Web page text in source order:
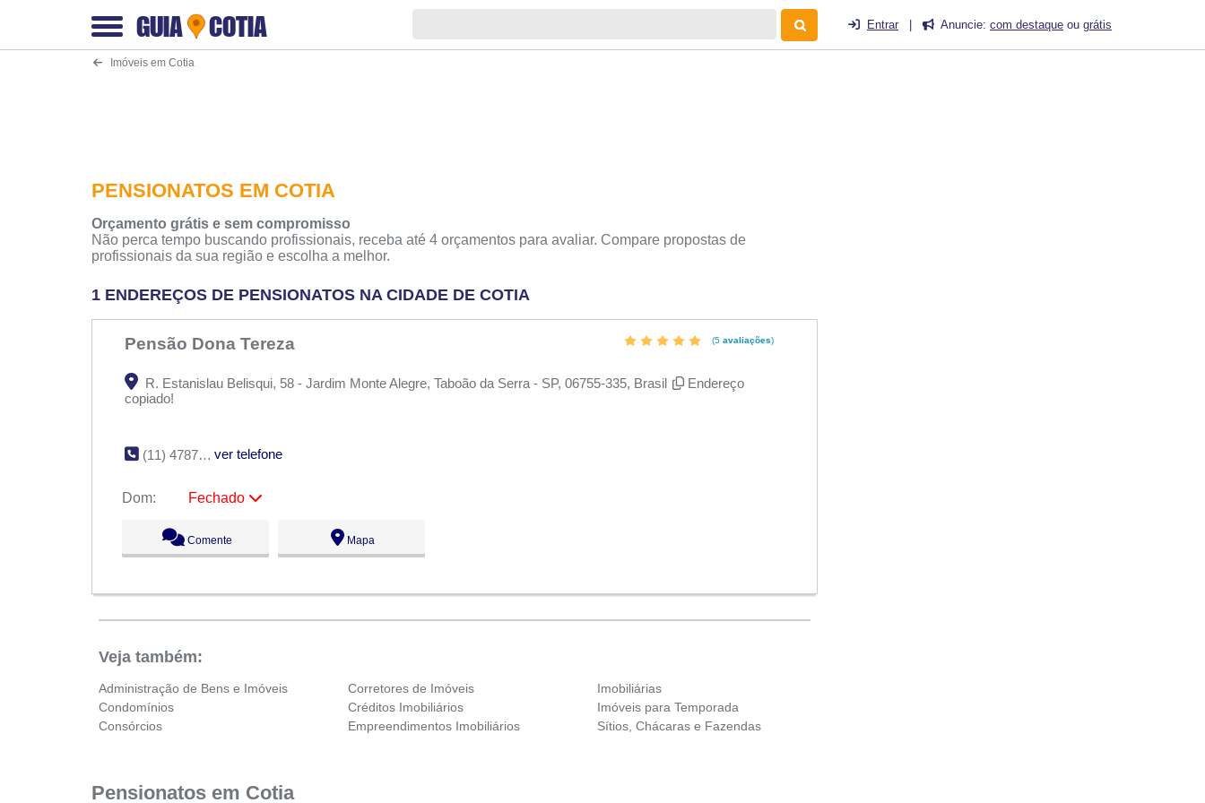
GUIA COTIA Entrar Anuncie: com destaque ou grátis
Imóveis em Cotia
PENSIONATOS EM COTIA
Orçamento grátis e sem compromisso
Não perca tempo buscando profissionais, receba até 4 orçamentos para avaliar. Compare propostas de
profissionais da sua região e escolha a melhor.
1 ENDEREÇOS DE PENSIONATOS NA CIDADE DE COTIA
Pensão Dona Tereza (5 avaliações)
R. Estanislau Belisqui, 58 - Jardim Monte Alegre, Taboão da Serra - SP, 06755-335, Brasil
Endereço
copiado!
(11) 4787-4285 ver telefone
Dom:
Fechado
09:00 - 18:00
Qua:
09:00 - 18:00
Sex:
09:00 - 18:00
Dom:
Fechado
Comente Mapa
Veja também:
Administração de Bens e Imóveis
Condomínios
Consórcios
Corretores de Imóveis
Créditos Imobiliários
Empreendimentos Imobiliários
Imobiliárias
Imóveis para Temporada
Sítios, Chácaras e Fazendas
Pensionatos em Cotia